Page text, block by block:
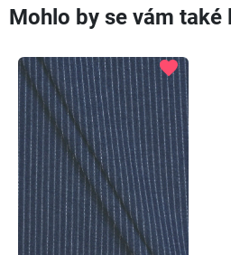
Mohlo by se vám také
favorite